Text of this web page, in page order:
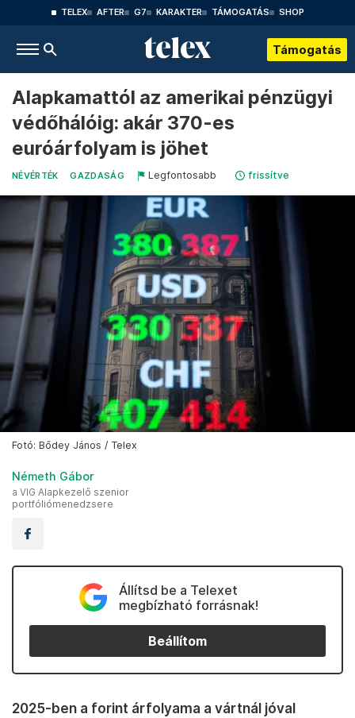
TELEX AFTER G7 KARAKTER TÁMOGATÁS SHOP
Támogatás
Alapkamattól az amerikai pénzügyi
védőhálóig: akár 370-es
euróárfolyam is jöhet
NÉVÉRTÉK GAZDASÁG Legfontosabb frissítve
Fotó: Bődey János / Telex
Németh Gábor
a VIG Alapkezelő szenior
portfóliómenedzsere
Állítsd be a Telexet
megbízható forrásnak!
Beállítom
2025-ben a forint árfolyama a vártnál jóval